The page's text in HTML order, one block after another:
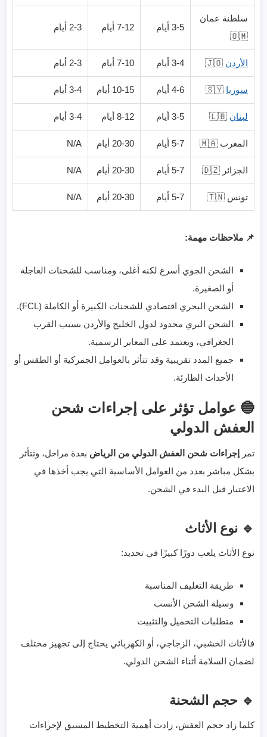
سلطنة عمان
🇴🇲
3-5 أيام 7-12 أيام 2-3 أيام
الأردن 3-4 أيام 7-10 أيام 2-3 أيام
سوريا 4-6 أيام 10-15 أيام 3-4 أيام
لبنان 3-5 أيام 8-12 أيام 3-4 أيام
المغرب 🇲🇦 5-7 أيام 20-30 أيام N/A
الجزائر 🇩🇿 5-7 أيام 20-30 أيام N/A
تونس 🇹🇳 5-7 أيام 20-30 أيام N/A
📌 ملاحظات مهمة:
الشحن الجوي أسرع لكنه أغلى، ومناسب للشحنات العاجلة
أو الصغيرة.
الشحن البحري اقتصادي للشحنات الكبيرة أو الكاملة (FCL).
الشحن البري محدود لدول الخليج والأردن بسبب القرب
الجغرافي، ويعتمد على المعابر الرسمية.
جميع المدد تقريبية وقد تتأثر بالعوامل الجمركية أو الطقس أو
الأحداث الطارئة.
🔵 عوامل تؤثر على إجراءات شحن
العفش الدولي
تمر إجراءات شحن العفش الدولي من الرياض بعدة مراحل، وتتأثر
بشكل مباشر بعدد من العوامل الأساسية التي يجب أخذها في
الاعتبار قبل البدء في الشحن.
🔹 نوع الأثاث
نوع الأثاث يلعب دورًا كبيرًا في تحديد:
طريقة التغليف المناسبة
وسيلة الشحن الأنسب
متطلبات التحميل والتثبيت
فالأثاث الخشبي، الزجاجي، أو الكهربائي يحتاج إلى تجهيز مختلف
لضمان السلامة أثناء الشحن الدولي.
🔹 حجم الشحنة
كلما زاد حجم العفش، زادت أهمية التخطيط المسبق لإجراءات